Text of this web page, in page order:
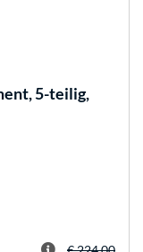
5-teilig,